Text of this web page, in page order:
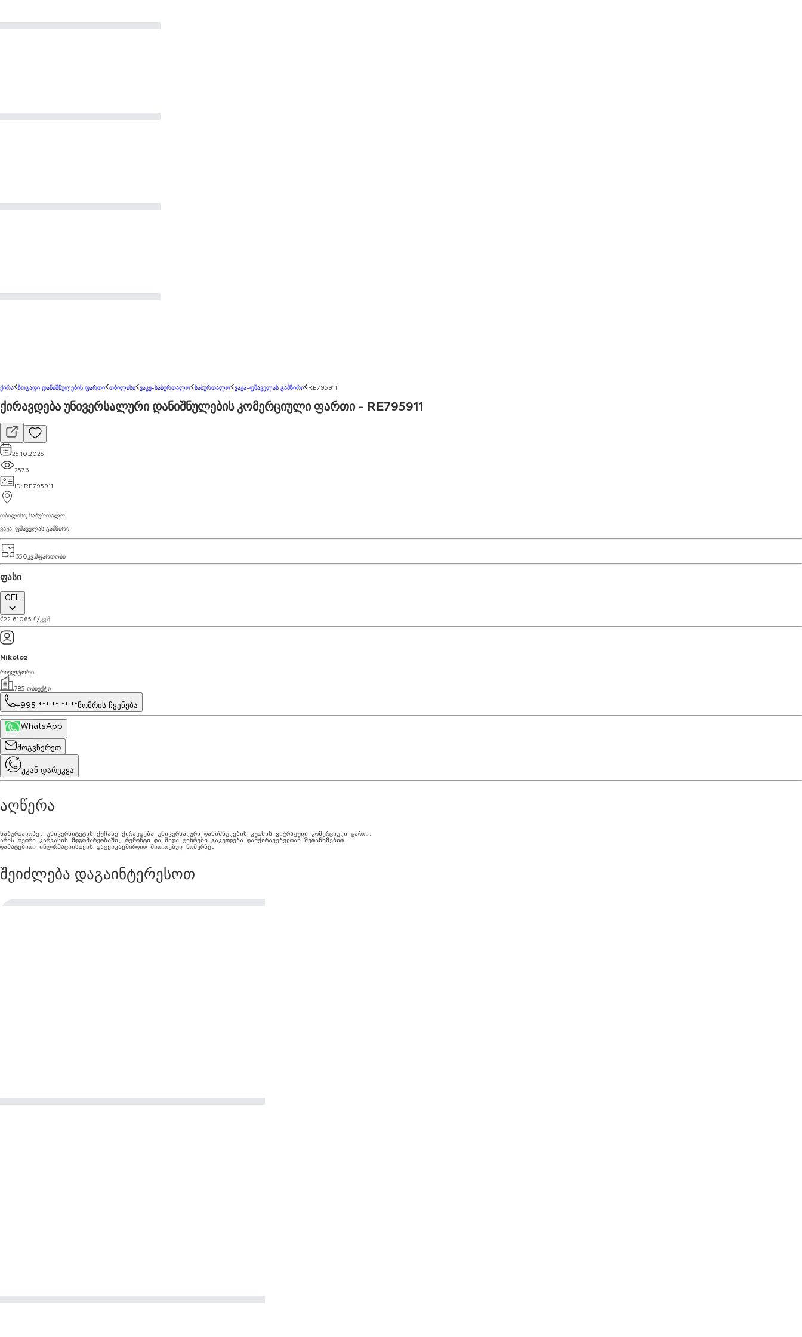
ქირა ზოგადი დანიშნულების ფართი თბილისი ვაკე-საბურთალო საბურთალო ვაჟა-ფშაველას გამზირი RE795911
ქირავდება უნივერსალური დანიშნულების კომერციული ფართი - RE795911
25.10.2025
2576
ID: RE795911
თბილისი, საბურთალო
ვაჟა-ფშაველას გამზირი
350კვ.მფართობი
ფასი
GEL
₾22 61065 ₾/კვ.მ
Nikoloz
რიელტორი
785 ობიექტი
+995 *** ** ** **ნომრის ჩვენება
WhatsApp
მოგვწერეთ
უკან დარეკვა
აღწერა
საბურთალოზე, უნივერსიტეტის ქუჩაზე ქირავდება უნივერსალური დანიშნულების კუთხის ვიტრაჟული კომერციული ფართი.
არის თეთრი კარკასის მდგომარეობაში, რემონტი და შიდა ტიხრები გაკეთდება დამქირავებელთან შეთანხმებით.
დამატებითი ინფორმაციისთვის დაგვიკავშირდით მითითებულ ნომერზე.
შეიძლება დაგაინტერესოთ